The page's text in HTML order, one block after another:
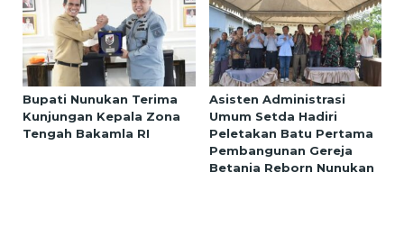
Bupati Nunukan Terima
Kunjungan Kepala Zona
Tengah Bakamla RI
Asisten Administrasi
Umum Setda Hadiri
Peletakan Batu Pertama
Pembangunan Gereja
Betania Reborn Nunukan